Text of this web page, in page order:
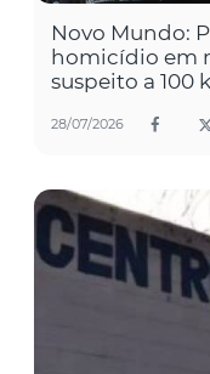
Novo Mundo:
homicídio em
suspeito a 100
28/07/2026